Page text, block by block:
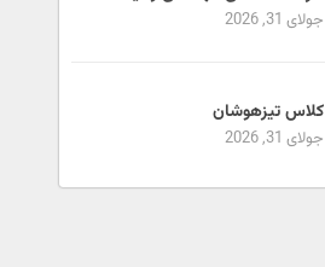
جولای 31, 2026
کلاس تیزهوشان
جولای 31, 2026